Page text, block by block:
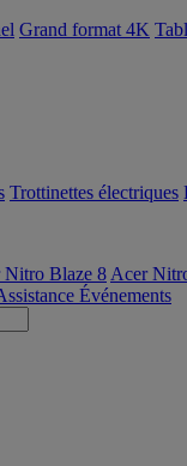
Grand format 4K
Trottinettes électriques
Nitro Blaze 8 Acer
Événements